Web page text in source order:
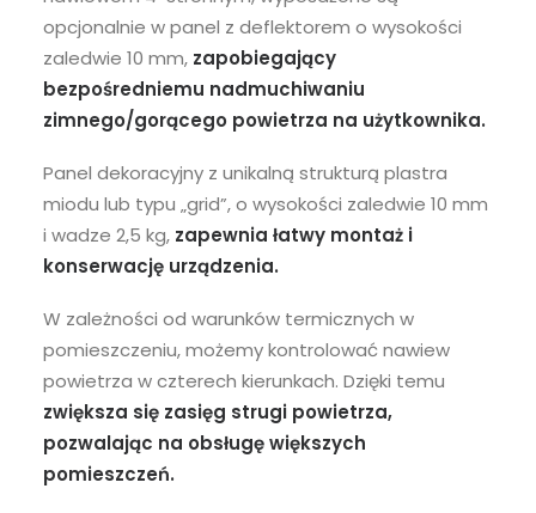
opcjonalnie w panel z deflektorem o wysokości
zaledwie 10 mm, zapobiegający
bezpośredniemu nadmuchiwaniu
zimnego/gorącego powietrza na użytkownika.
Panel dekoracyjny z unikalną strukturą plastra
miodu lub typu „grid”, o wysokości zaledwie 10 mm
i wadze 2,5 kg, zapewnia łatwy montaż i
konserwację urządzenia.
W zależności od warunków termicznych w
pomieszczeniu, możemy kontrolować nawiew
powietrza w czterech kierunkach. Dzięki temu
zwiększa się zasięg strugi powietrza,
pozwalając na obsługę większych
pomieszczeń.